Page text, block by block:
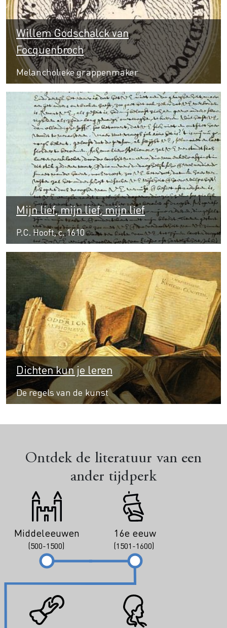
Willem Godschalck van
Focquenbroch
Melancholieke grappenmaker
Mijn lief, mijn lief, mijn lief
P.C. Hooft, c. 1610
Dichten kun je leren
De regels van de kunst
Ontdek de literatuur van een
ander tijdperk
Middeleeuwen
(500-1500)
16e eeuw
(1501-1600)